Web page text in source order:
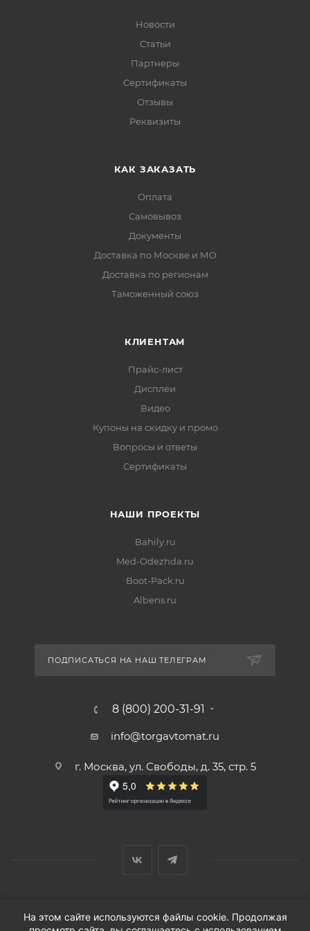
Новости
Статьи
Партнеры
Сертификаты
Отзывы
Реквизиты
КАК ЗАКАЗАТЬ
Оплата
Самовывоз
Документы
Доставка по Москве и МО
Доставка по регионам
Таможенный союз
КЛИЕНТАМ
Прайс-лист
Дисплеи
Видео
Купоны на скидку и промо
Вопросы и ответы
Сертификаты
НАШИ ПРОЕКТЫ
Bahily.ru
Med-Odezhda.ru
Boot-Pack.ru
Albens.ru
ПОДПИСАТЬСЯ НА НАШ ТЕЛЕГРАМ
8 (800) 200-31-91
info@torgavtomat.ru
г. Москва, ул. Свободы, д. 35, стр. 5
© ООО «Вендорс», 1999-2026 г.
На этом сайте используются файлы cookie. Продолжая